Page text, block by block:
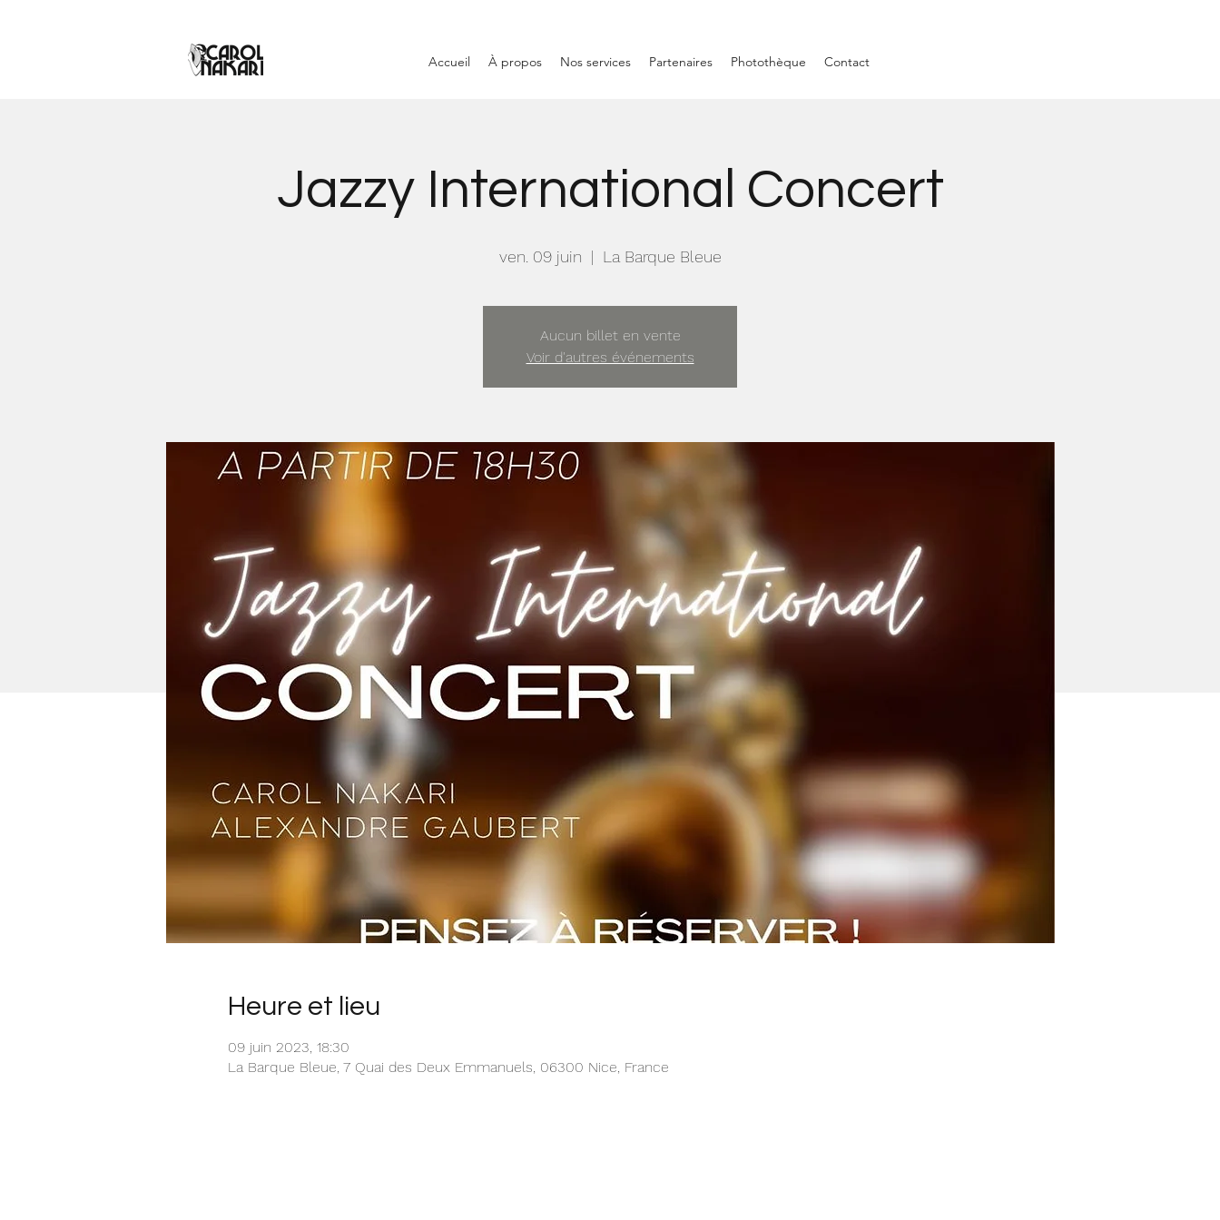
Accueil À propos Nos services Partenaires Photothèque Contact
Jazzy International Concert
ven. 09 juin
  |
La Barque Bleue
Aucun billet en vente
Voir d'autres événements
Heure et lieu
09 juin 2023, 18:30
La Barque Bleue, 7 Quai des Deux Emmanuels, 06300 Nice, France